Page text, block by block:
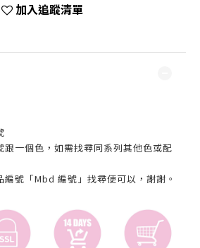
加入追蹤清單
一個色，如需找尋同系列其他色或配
號「Mbd 編號」找尋便可以，謝謝。